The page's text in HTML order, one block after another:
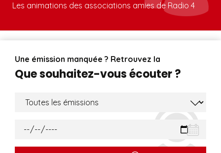
Les animations des associations amies de Radio 4
Une émission manquée ? Retrouvez la
Que souhaitez-vous écouter ?